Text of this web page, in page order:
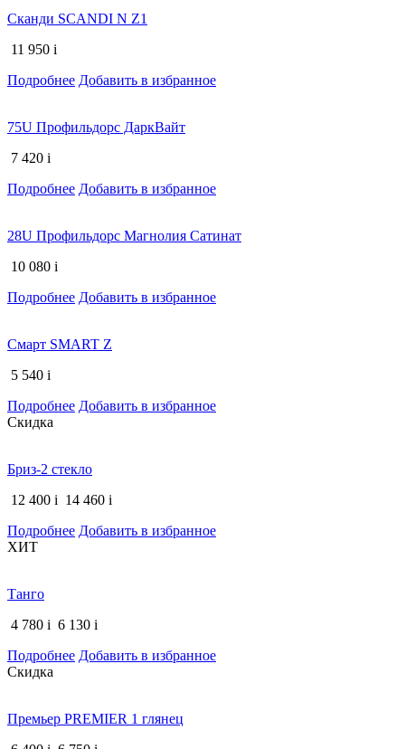
Сканди SCANDI N Z1
11 950 i
Подробнее Добавить в избранное
75U Профильдорс ДаркВайт
7 420 i
Подробнее Добавить в избранное
28U Профильдорс Магнолия Сатинат
10 080 i
Подробнее Добавить в избранное
Смарт SMART Z
5 540 i
Подробнее Добавить в избранное
Скидка
Бриз-2 стекло
12 400 i 14 460 i
Подробнее Добавить в избранное
ХИТ
Танго
4 780 i 6 130 i
Подробнее Добавить в избранное
Скидка
Премьер PREMIER 1 глянец